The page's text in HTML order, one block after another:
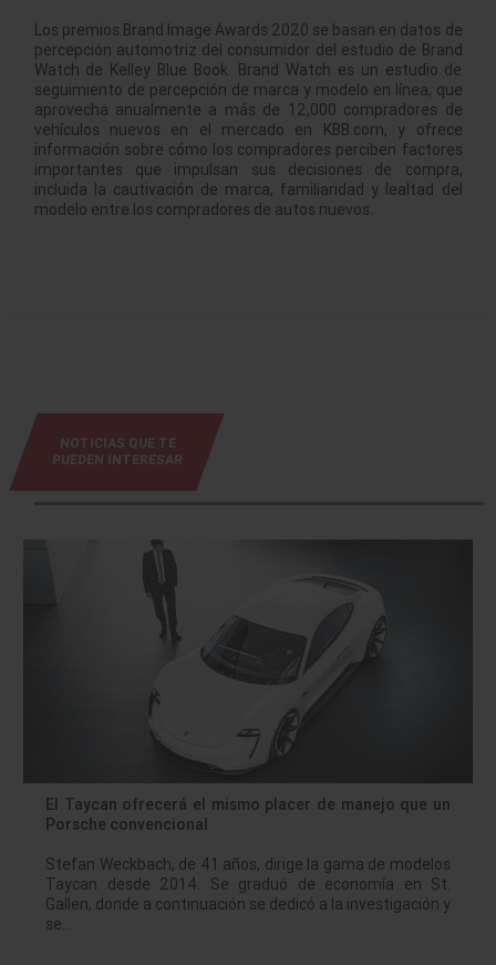
Los premios Brand Image Awards 2020 se basan en datos de
percepción automotriz del consumidor del estudio de Brand
Watch de Kelley Blue Book. Brand Watch es un estudio de
seguimiento de percepción de marca y modelo en línea, que
aprovecha anualmente a más de 12,000 compradores de
vehículos nuevos en el mercado en KBB.com, y ofrece
información sobre cómo los compradores perciben factores
importantes que impulsan sus decisiones de compra,
incluida la cautivación de marca, familiaridad y lealtad del
modelo entre los compradores de autos nuevos.
NOTICIAS QUE TE
PUEDEN INTERESAR
El Taycan ofrecerá el mismo placer de manejo que un
Porsche convencional
Stefan Weckbach, de 41 años, dirige la gama de modelos
Taycan desde 2014. Se graduó de economía en St.
Gallen, donde a continuación se dedicó a la investigación y
se…